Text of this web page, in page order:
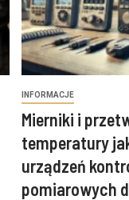
INFORMACJE
Mierniki i
temperatury
urządzeń
pomiarowych